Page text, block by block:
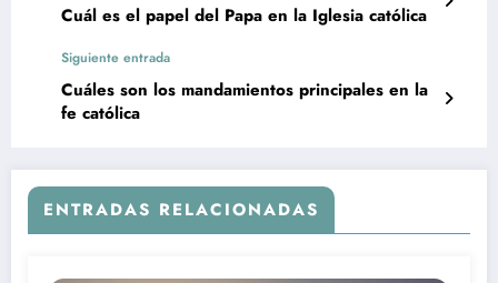
Cuál es el papel del Papa en la Iglesia católica
Siguiente entrada
Cuáles son los mandamientos principales en la
fe católica
ENTRADAS RELACIONADAS